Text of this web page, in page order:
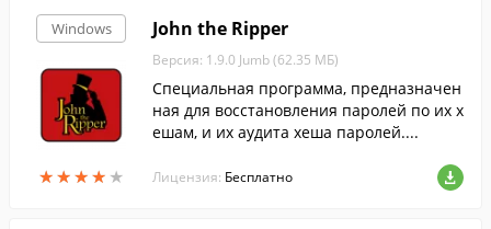
Windows
★★★★ ★
★★★★ ★
John the Ripper
Версия: 1.9.0 Jumb (62.35 МБ)
Специальная программа, предназначен
ная для восстановления паролей по их х
ешам, и их аудита хеша паролей....
Лицензия: Бесплатно